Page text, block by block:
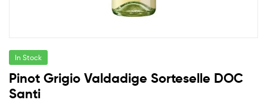
In Stock
Pinot Grigio Valdadige Sorteselle DOC
Santi